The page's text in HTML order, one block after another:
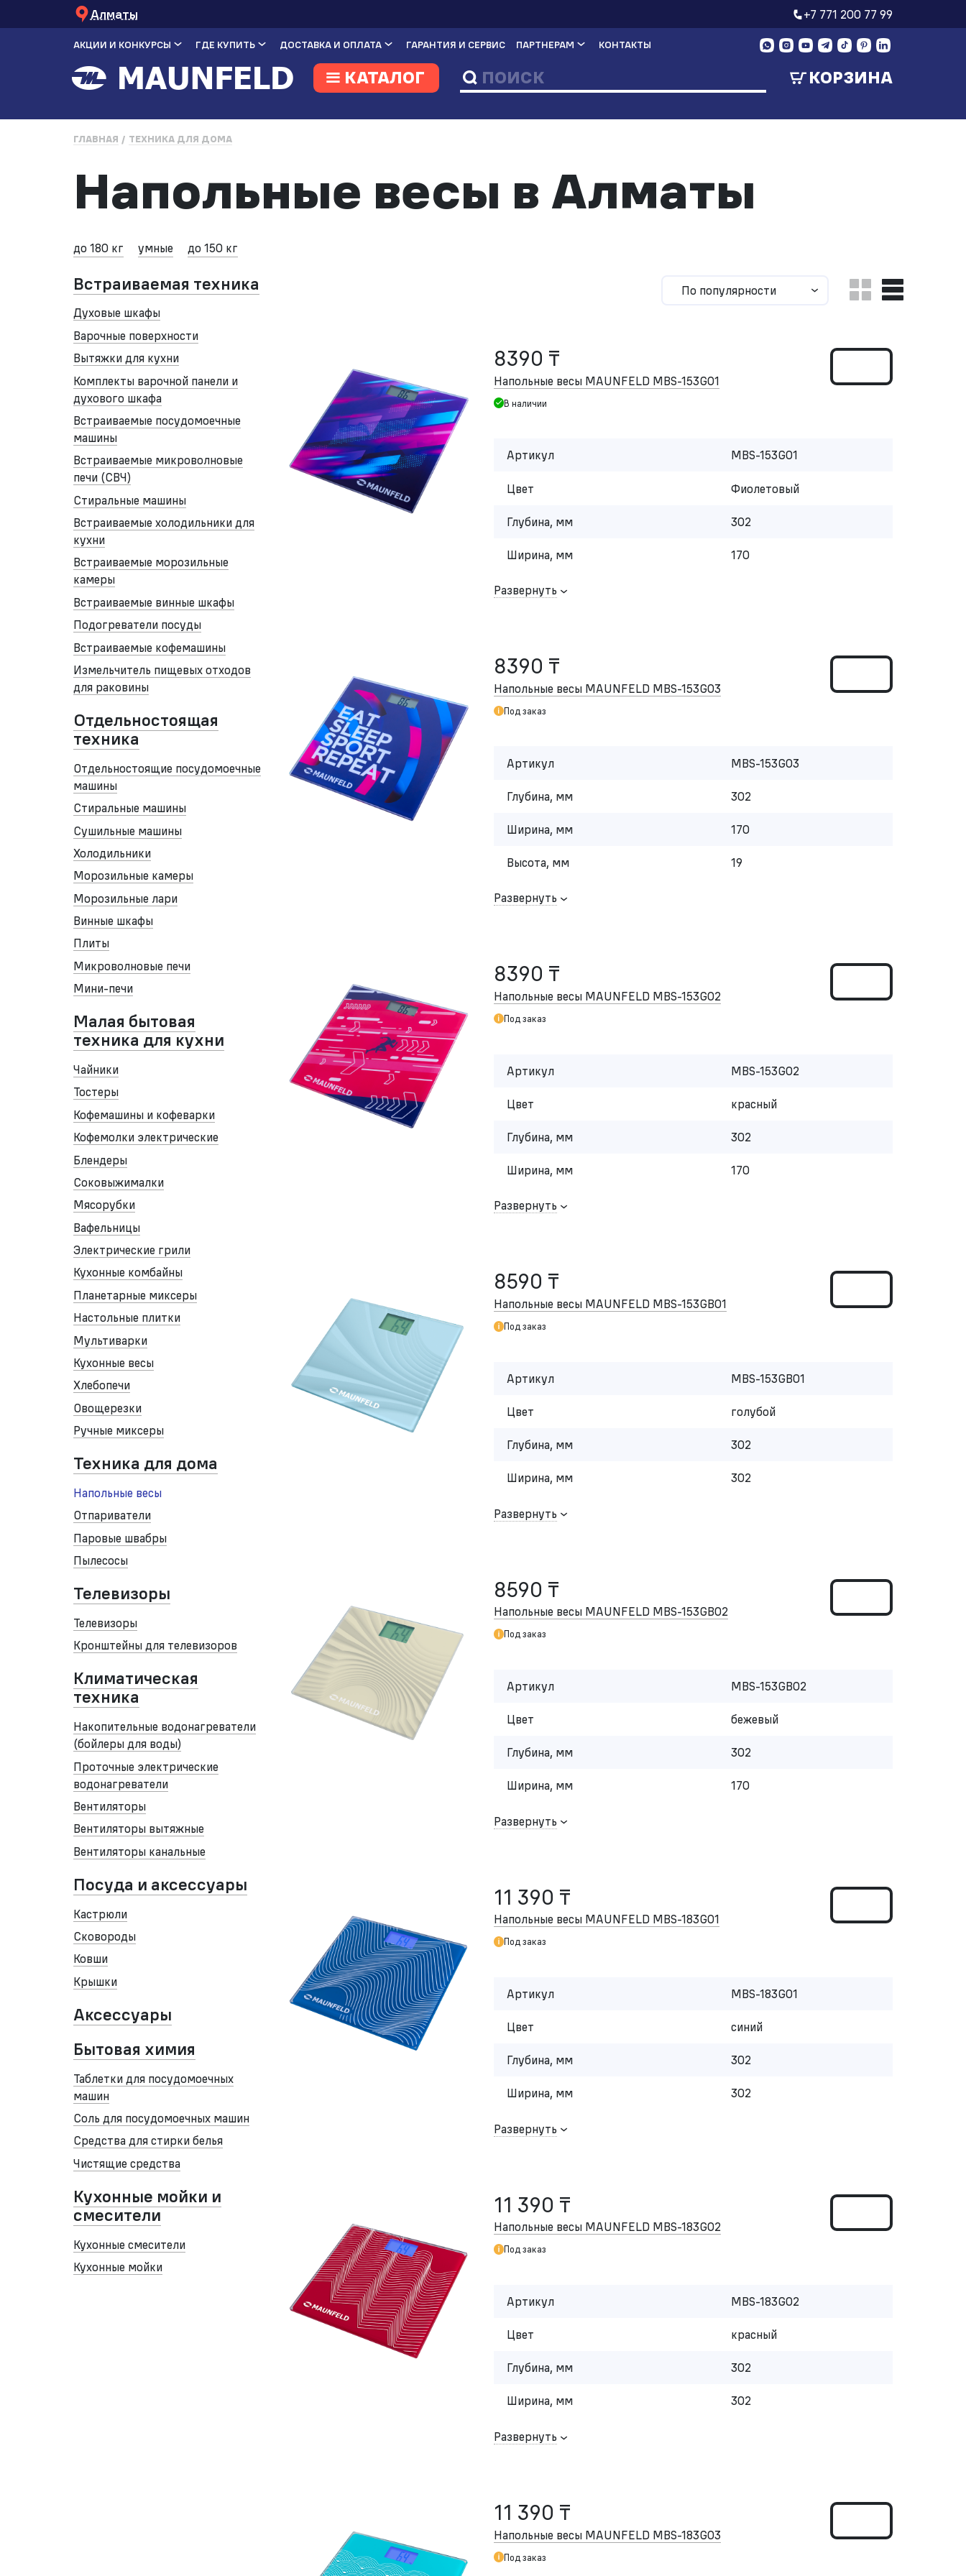
Алматы +7 771 200 77 99
АКЦИИ И КОНКУРСЫ ГДЕ КУПИТЬ ДОСТАВКА И ОПЛАТА ГАРАНТИЯ И СЕРВИС ПАРТНЕРАМ КОНТАКТЫ
КАТАЛОГ КОРЗИНА
ГЛАВНАЯ ТЕХНИКА ДЛЯ ДОМА
Напольные весы в Алматы
до 180 кг умные до 150 кг
Встраиваемая техника
Духовые шкафы
Варочные поверхности
Вытяжки для кухни
Комплекты варочной панели и
духового шкафа
Встраиваемые посудомоечные
машины
Встраиваемые микроволновые
печи (СВЧ)
Стиральные машины
Встраиваемые холодильники для
кухни
Встраиваемые морозильные
камеры
Встраиваемые винные шкафы
Подогреватели посуды
Встраиваемые кофемашины
Измельчитель пищевых отходов
для раковины
Отдельностоящая
техника
Отдельностоящие посудомоечные
машины
Стиральные машины
Сушильные машины
Холодильники
Морозильные камеры
Морозильные лари
Винные шкафы
Плиты
Микроволновые печи
Мини-печи
Малая бытовая
техника для кухни
Чайники
Тостеры
Кофемашины и кофеварки
Кофемолки электрические
Блендеры
Соковыжималки
Мясорубки
Вафельницы
Электрические грили
Кухонные комбайны
Планетарные миксеры
Настольные плитки
Мультиварки
Кухонные весы
Хлебопечи
Овощерезки
Ручные миксеры
Техника для дома
Напольные весы
Отпариватели
Паровые швабры
Пылесосы
Телевизоры
Телевизоры
Кронштейны для телевизоров
Климатическая
техника
Накопительные водонагреватели
(бойлеры для воды)
Проточные электрические
водонагреватели
Вентиляторы
Вентиляторы вытяжные
Вентиляторы канальные
Посуда и аксессуары
Кастрюли
Сковороды
Ковши
Крышки
Аксессуары
Бытовая химия
Таблетки для посудомоечных
машин
Соль для посудомоечных машин
Средства для стирки белья
Чистящие средства
Кухонные мойки и
смесители
Кухонные смесители
Кухонные мойки
По популярности
8390 ₸
Напольные весы MAUNFELD MBS-153G01
В наличии
Артикул MBS-153G01
Цвет Фиолетовый
Глубина, мм 302
Ширина, мм 170
Развернуть
8390 ₸
Напольные весы MAUNFELD MBS-153G03
Под заказ
Артикул MBS-153G03
Глубина, мм 302
Ширина, мм 170
Высота, мм 19
Развернуть
8390 ₸
Напольные весы MAUNFELD MBS-153G02
Под заказ
Артикул MBS-153G02
Цвет красный
Глубина, мм 302
Ширина, мм 170
Развернуть
8590 ₸
Напольные весы MAUNFELD MBS-153GB01
Под заказ
Артикул MBS-153GB01
Цвет голубой
Глубина, мм 302
Ширина, мм 302
Развернуть
8590 ₸
Напольные весы MAUNFELD MBS-153GB02
Под заказ
Артикул MBS-153GB02
Цвет бежевый
Глубина, мм 302
Ширина, мм 170
Развернуть
11 390 ₸
Напольные весы MAUNFELD MBS-183G01
Под заказ
Артикул MBS-183G01
Цвет синий
Глубина, мм 302
Ширина, мм 302
Развернуть
11 390 ₸
Напольные весы MAUNFELD MBS-183G02
Под заказ
Артикул MBS-183G02
Цвет красный
Глубина, мм 302
Ширина, мм 302
Развернуть
11 390 ₸
Напольные весы MAUNFELD MBS-183G03
Под заказ